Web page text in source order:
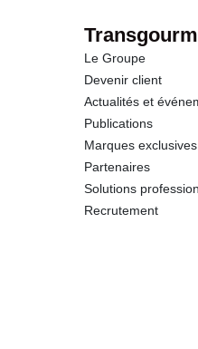
Le Groupe
Devenir client
Actualités et
Publications
Marques exclusives
Partenaires
Solutions
Recrutement